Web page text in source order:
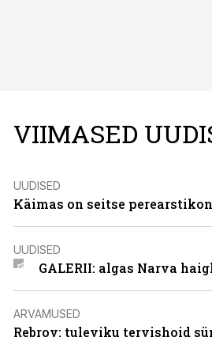
VIIMASED
UUDISED
Käimas on seitse
UUDISED
GALERII: algas Narva
ARVAMUSED
Rebrov: tuleviku tervishoid